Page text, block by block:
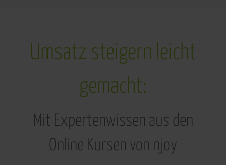
Umsatz steigern leicht
gemacht:
Mit Expertenwissen aus den
Online Kursen von njoy